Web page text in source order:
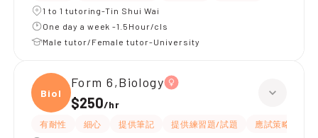
1 to 1 tutoring-Tin Shui Wai
One day a week -1.5Hour/cls
Male tutor/Female tutor-University
Biolo
Form 6,Biology
$250/hr
有耐性 細心 提供筆記 提供練習題/試題
應試策略